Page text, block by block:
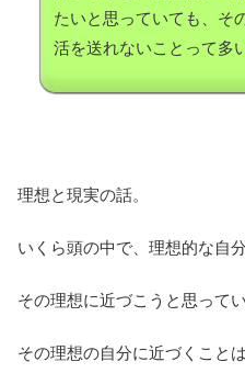
たいと思っていても、そ
活を送れないことって多
理想と現実の話。
いくら頭の中で、理想的な自
その理想に近づこうと思ってい
その理想の自分に近づくこと